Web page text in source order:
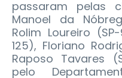
passaram pelas
Manoel da
Rolim Loureiro
125), Floriano
Raposo Tavares
pelo